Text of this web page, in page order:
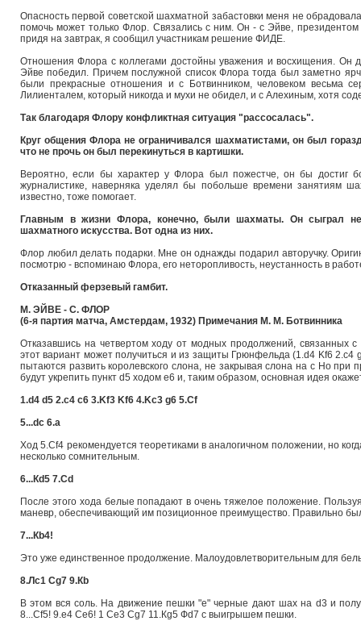
Опасность первой советской шахматной забастовки меня не
помочь может только Флор. Связались с ним. Он - с Эйве,
придя на завтрак, я сообщил участникам решение ФИДЕ.
Отношения Флора с коллегами достойны уважения и восхищения. Он
Эйве победил. Причем послужной список Флора тогда был заметно
были прекрасные отношения и с Ботвинником, человеком весьма
Лилиенталем, который никогда и мухи не обидел, и с Алехиным, хотя
Так благодаря Флору конфликтная ситуация "рассосалась".
Круг общения Флора не ограничивался шахматистами, он был
что не прочь он был перекинуться в картишки.
Вероятно, если бы характер у Флора был пожестче, он бы достиг
журналистике, наверняка уделял бы побольше времени занятиям
известно, тоже помогает.
Главным в жизни Флора, конечно, были шахматы. Он сыграл
шахматного искусства. Вот одна из них.
Флор любил делать подарки. Мне он однажды подарил авторучку.
посмотрю - вспоминаю Флора, его неторопливость, неустанность в
Отказанный ферзевый гамбит.
М. ЭЙВЕ - С. ФЛОР
(6-я партия матча, Амстердам, 1932) Примечания М. М. Ботвинника
Отказавшись на четвертом ходу от модных продолжений, связанных
этот вариант может получиться и из защиты Грюнфельда (1.d4 Kf6
пытаются развить королевского слона, не закрывая слона на с Но
будут укрепить пункт d5 ходом е6 и, таким образом, основная идея
1.d4 d5 2.c4 c6 3.Kf3 Kf6 4.Kc3 g6 5.Cf
5...dc 6.a
Ход 5.Сf4 рекомендуется теоретиками в аналогичном положении, но
несколько сомнительным.
6...Кd5 7.Сd
После этого хода белые попадают в очень тяжелое положение.
маневр, обеспечивающий им позиционное преимущество. Правильно
7...Кb4!
Это уже единственное продолжение. Малоудовлетворительным для
8.Лc1 Сg7 9.Кb
В этом вся соль. На движение пешки "е" черные дают шах на d3 и
8...Сf5! 9.e4 Сe6! 1 Сe3 Сg7 11.Кg5 Фd7 с выигрышем пешки.